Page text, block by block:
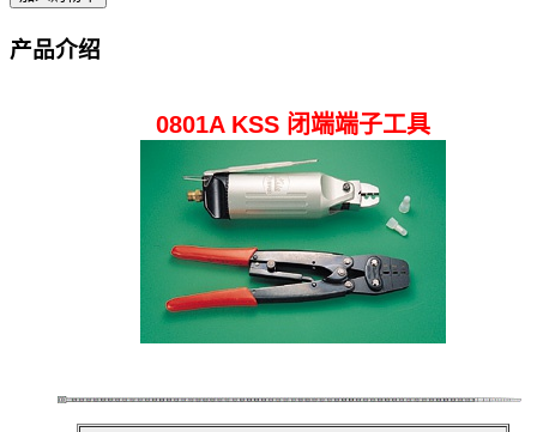
产品介绍
0801A KSS 闭端端子工具